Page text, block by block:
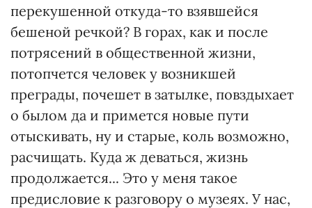
перекушенной откуда-то взявшейся
бешеной речкой? В горах, как и после
потрясений в общественной жизни,
потопчется человек у возникшей
преграды, почешет в затылке, повздыхает
о былом да и примется новые пути
отыскивать, ну и старые, коль возможно,
расчищать. Куда ж деваться, жизнь
продолжается... Это у меня такое
предисловие к разговору о музеях. У нас,